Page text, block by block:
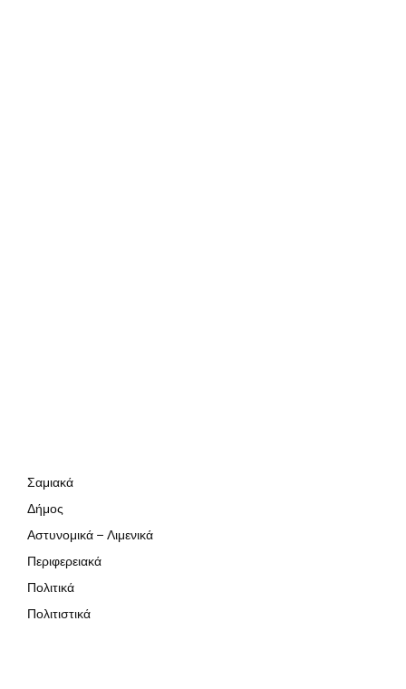
Σαμιακά
Δήμος
Αστυνομικά – Λιμενικά
Περιφερειακά
Πολιτικά
Πολιτιστικά